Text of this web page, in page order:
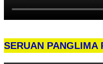
SERUAN PANGLIMA